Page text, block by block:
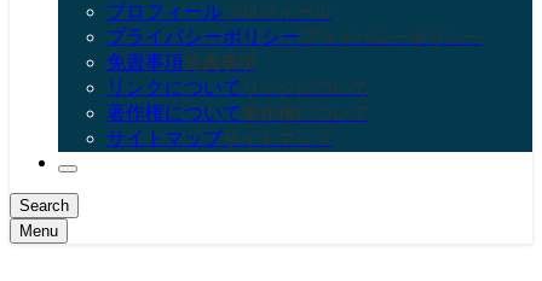
プロフィールプロフィール
プライバシーポリシープライバシーポリシー
免責事項免責事項
リンクについて リンクについて
著作権について著作権について
サイトマップサイトマップ
Search
Menu